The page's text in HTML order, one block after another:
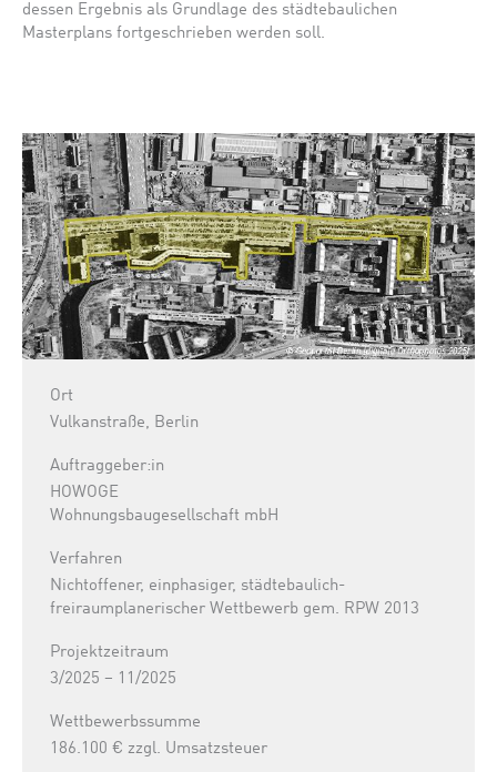
dessen Ergebnis als Grundlage des städtebaulichen
Masterplans fortgeschrieben werden soll.
Ort
Vulkanstraße, Berlin
Auftraggeber:in
HOWOGE
Wohnungsbaugesellschaft mbH
Verfahren
Nichtoffener, einphasiger, städtebaulich-
freiraumplanerischer Wettbewerb gem. RPW 2013
Projektzeitraum
3/2025 – 11/2025
Wettbewerbssumme
186.100 € zzgl. Umsatzsteuer